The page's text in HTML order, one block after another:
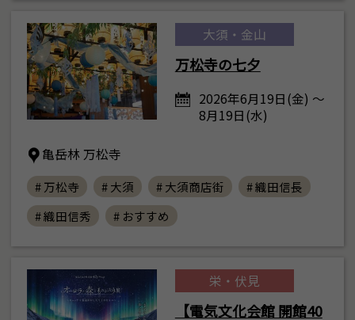
大須・金山
万松寺の七夕
2026年6月19日(金) ～
8月19日(水)
亀岳林 万松寺
# 万松寺 # 大須 # 大須商店街
# 織田信長
# 織田信秀
# おすすめ
栄・伏見
【電気文化会館 開館40